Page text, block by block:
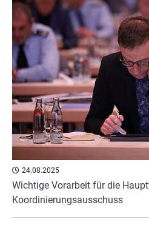
24.08.2025
Wichtige Vorarbeit für die
Koordinierungsausschuss